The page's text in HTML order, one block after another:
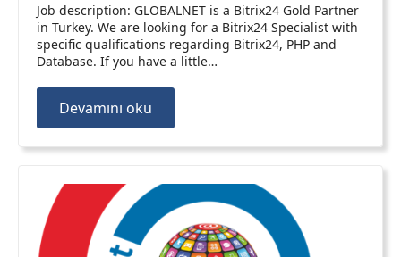
Job description: GLOBALNET is a Bitrix24 Gold Partner
in Turkey. We are looking for a Bitrix24 Specialist with
specific qualifications regarding Bitrix24, PHP and
Database. If you have a little…
Devamını oku